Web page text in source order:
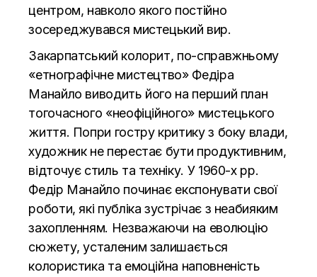
центром, навколо якого постійно
зосереджувався мистецький вир.
Закарпатський колорит, по-справжньому
«етнографічне мистецтво» Федіра
Манайло виводить його на перший план
тогочасного «неофіційного» мистецького
життя. Попри гостру критику з боку влади,
художник не перестає бути продуктивним,
відточує стиль та техніку. У 1960-х рр.
Федір Манайло починає експонувати свої
роботи, які публіка зустрічає з неабияким
захопленням. Незважаючи на еволюцію
сюжету, усталеним залишається
колористика та емоційна наповненість